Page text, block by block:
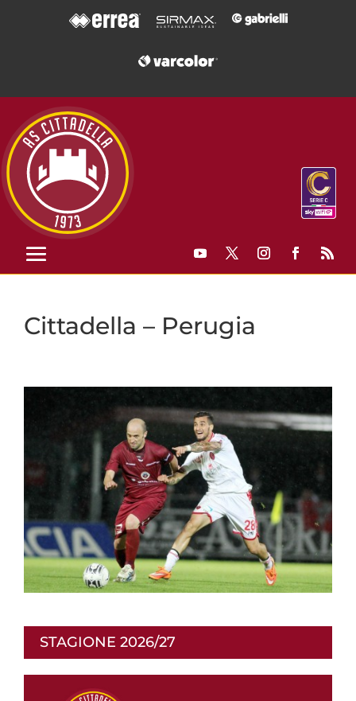
Cittadella – Perugia
STAGIONE 2026/27